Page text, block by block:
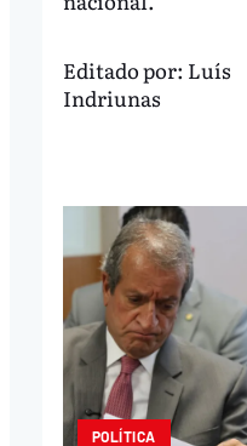
Editado por: Luís
Indriunas
POLÍTICA